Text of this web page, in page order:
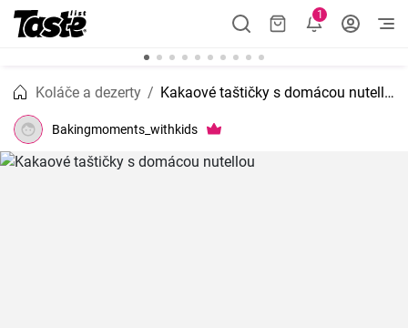
1
Koláče a dezerty Kakaové taštičky s domácou nutellou
Bakingmoments_withkids